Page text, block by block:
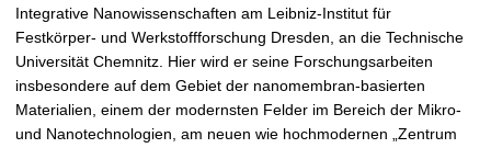
Integrative Nanowissenschaften am Leibniz-Institut für
Festkörper- und Werkstoffforschung Dresden, an die Technische
Universität Chemnitz. Hier wird er seine Forschungsarbeiten
insbesondere auf dem Gebiet der nanomembran-basierten
Materialien, einem der modernsten Felder im Bereich der Mikro-
und Nanotechnologien, am neuen wie hochmodernen „Zentrum